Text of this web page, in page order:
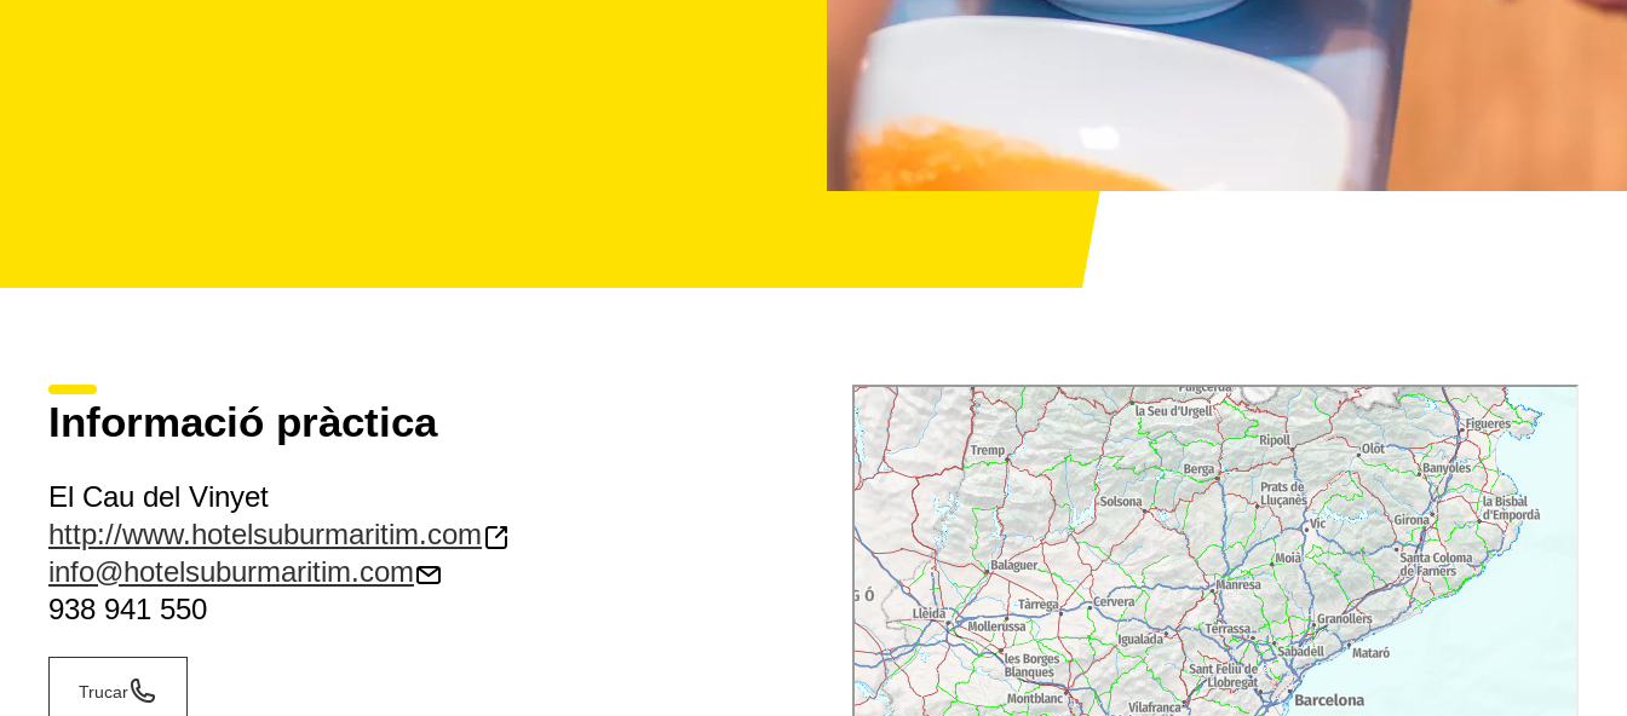
Informació pràctica
El Cau del Vinyet
http://www.hotelsuburmaritim.com
info@hotelsuburmaritim.com
938 941 550
Trucar